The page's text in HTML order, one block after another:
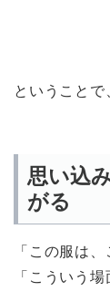
ということで
思い込
がる
「この服は
「こういう